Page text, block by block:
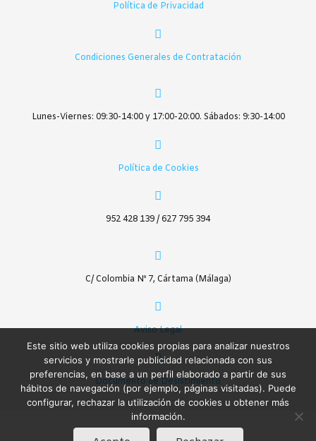
Política de Privacidad
Condiciones Generales de Contratación
Lunes-Viernes: 09:30-14:00 y 17:00-20:00. Sábados: 9:30-14:00
Política de Cookies
952 428 139 / 627 795 394
C/ Colombia Nº 7, Cártama (Málaga)
Aviso Legal
Documento de Desistimiento
Este sitio web utiliza cookies propias para analizar nuestros
servicios y mostrarle publicidad relacionada con sus
preferencias, en base a un perfil elaborado a partir de sus
hábitos de navegación (por ejemplo, páginas visitadas). Puede
configurar, rechazar la utilización de cookies u obtener más
información.